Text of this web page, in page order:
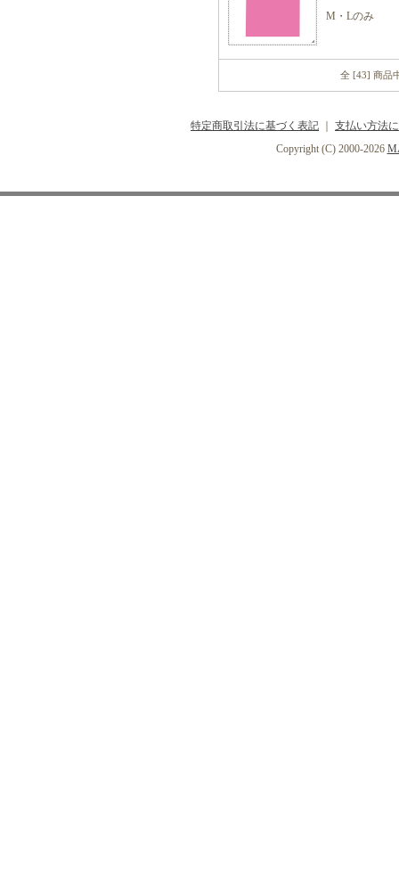
M・Lのみ
全 [43] 商品
特定商取引法に基づく表記
支払い方法
Copyright (C) 2000-2026